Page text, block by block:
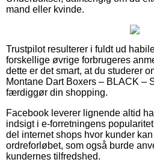
mand eller kvinde.
Trustpilot resulterer i fuldt ud
forskellige øvrige forbrugeres
dette er det smart, at du studerer
Montane Dart Boxers – BLACK –
færdiggør din shopping.
Facebook leverer lignende altid
indsigt i e-forretningens
del internet shops hvor kunder
ordreforløbet, som også burde
kundernes tilfredshed.